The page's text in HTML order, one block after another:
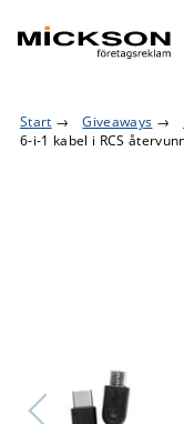
Start → Giveaways →
6-i-1 kabel i RCS